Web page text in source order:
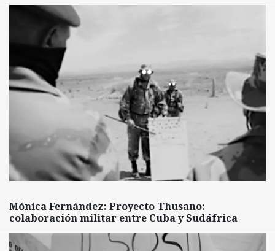
Mónica Fernández: Proyecto Thusano:
colaboración militar entre Cuba y Sudáfrica